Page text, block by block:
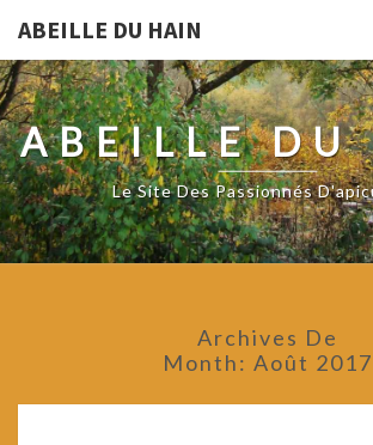
ABEILLE DU HAIN
ABEILLE DU
Le Site Des Passionnés
Archives De
Month: Août 2017